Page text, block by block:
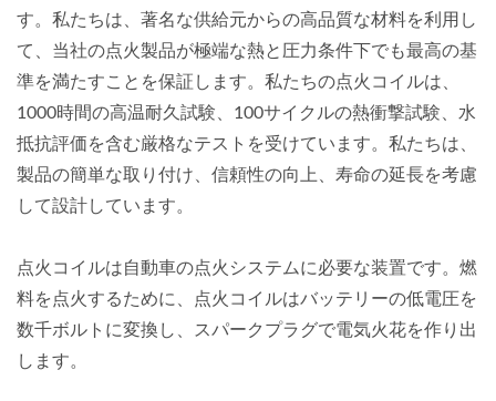
す。私たちは、著名な供給元からの高品質な材料を利用し
て、当社の点火製品が極端な熱と圧力条件下でも最高の基
準を満たすことを保証します。私たちの点火コイルは、
1000時間の高温耐久試験、100サイクルの熱衝撃試験、水
抵抗評価を含む厳格なテストを受けています。私たちは、
製品の簡単な取り付け、信頼性の向上、寿命の延長を考慮
して設計しています。
点火コイルは自動車の点火システムに必要な装置です。燃
料を点火するために、点火コイルはバッテリーの低電圧を
数千ボルトに変換し、スパークプラグで電気火花を作り出
します。